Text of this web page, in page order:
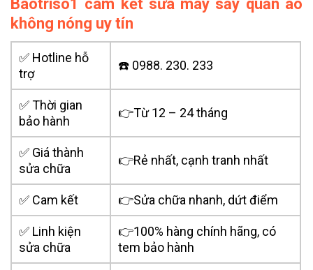
Baotriso1 cam kết sửa máy sấy quần áo
không nóng uy tín
✅ Hotline hỗ
trợ
☎️ 0988. 230. 233
✅ Thời gian
bảo hành
👉Từ 12 – 24 tháng
✅ Giá thành
sửa chữa
👉Rẻ nhất, cạnh tranh nhất
✅ Cam kết 👉Sửa chữa nhanh, dứt điểm
✅ Linh kiện
sửa chữa
👉100% hàng chính hãng, có
tem bảo hành